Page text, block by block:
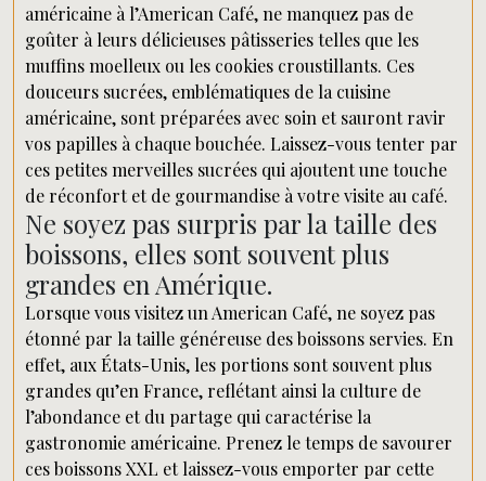
américaine à l’American Café, ne manquez pas de
goûter à leurs délicieuses pâtisseries telles que les
muffins moelleux ou les cookies croustillants. Ces
douceurs sucrées, emblématiques de la cuisine
américaine, sont préparées avec soin et sauront ravir
vos papilles à chaque bouchée. Laissez-vous tenter par
ces petites merveilles sucrées qui ajoutent une touche
de réconfort et de gourmandise à votre visite au café.
Ne soyez pas surpris par la taille des
boissons, elles sont souvent plus
grandes en Amérique.
Lorsque vous visitez un American Café, ne soyez pas
étonné par la taille généreuse des boissons servies. En
effet, aux États-Unis, les portions sont souvent plus
grandes qu’en France, reflétant ainsi la culture de
l’abondance et du partage qui caractérise la
gastronomie américaine. Prenez le temps de savourer
ces boissons XXL et laissez-vous emporter par cette